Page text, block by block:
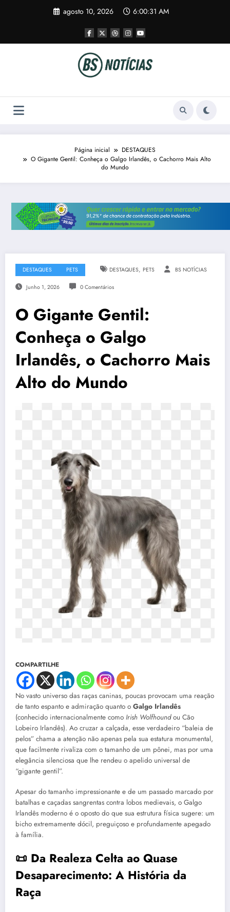
agosto 10, 2026 6:00:32 AM
Página inicial
DESTAQUES
O Gigante Gentil: Conheça o Galgo Irlandês, o Cachorro Mais Alto
do Mundo
DESTAQUES PETS DESTAQUES, PETS BS NOTÍCIAS
Junho 1, 2026 0 Comentários
O Gigante Gentil:
Conheça o Galgo
Irlandês, o Cachorro Mais
Alto do Mundo
COMPARTILHE
No vasto universo das raças caninas, poucas provocam uma reação
de tanto espanto e admiração quanto o Galgo Irlandês
(conhecido internacionalmente como Irish Wolfhoundou Cão
Lobeiro Irlandês). Ao cruzar a calçada, esse verdadeiro “baleia de
pelos” chama a atenção não apenas pela sua estatura monumental,
que facilmente rivaliza com o tamanho de um pônei, mas por uma
elegância silenciosa que lhe rendeu o apelido universal de
“gigante gentil”.
Apesar do tamanho impressionante e de um passado marcado por
batalhas e caçadas sangrentas contra lobos medievais, o Galgo
Irlandês moderno é o oposto do que sua estrutura física sugere: um
bicho extremamente dócil, preguiçoso e profundamente apegado
à família.
📜 Da Realeza Celta ao Quase
Desaparecimento: A História da
Raça